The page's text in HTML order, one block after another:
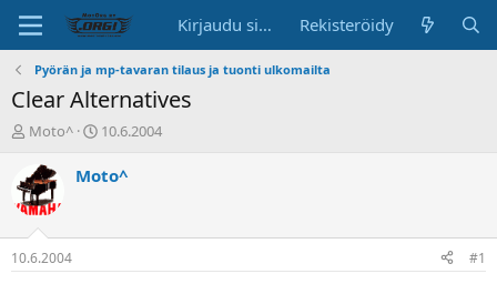
Kirjaudu sisään Rekisteröidy
Pyörän ja mp-tavaran tilaus ja tuonti ulkomailta
Clear Alternatives
K
s
k
u
s
t
e
Moto^
A
o
p
10.6.2004
Moto^
10.6.2004 #1